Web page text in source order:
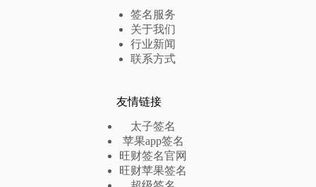
签名服务
关于我们
行业新闻
联系方式
友情链接
太子签名
苹果app签名
旺财签名官网
旺财苹果签名